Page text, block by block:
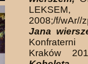
LEKSEM,
2008;/f/wAr//
Jana
Kraków